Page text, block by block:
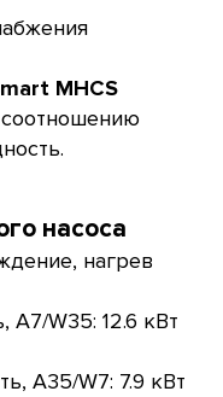
MHCS
насоса
нагрев
А7/W35: 12.6 кВт
A35/W7: 7.9 кВт